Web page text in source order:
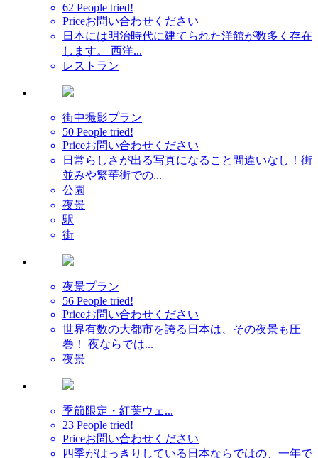
62 People tried!
Priceお問い合わせください
日本には明治時代に建てられた洋館が数多く存在
します。 西洋...
レストラン
街中撮影プラン
50 People tried!
Priceお問い合わせください
日常らしさが出る写真になること間違いなし！街
並みや繁華街での...
公園
夜景
駅
街
夜景プラン
56 People tried!
Priceお問い合わせください
世界有数の大都市を誇る日本は、その夜景も圧
巻！ 夜ならでは...
夜景
季節限定・紅葉ウェ...
23 People tried!
Priceお問い合わせください
四季がはっきりしている日本ならではの、一年で